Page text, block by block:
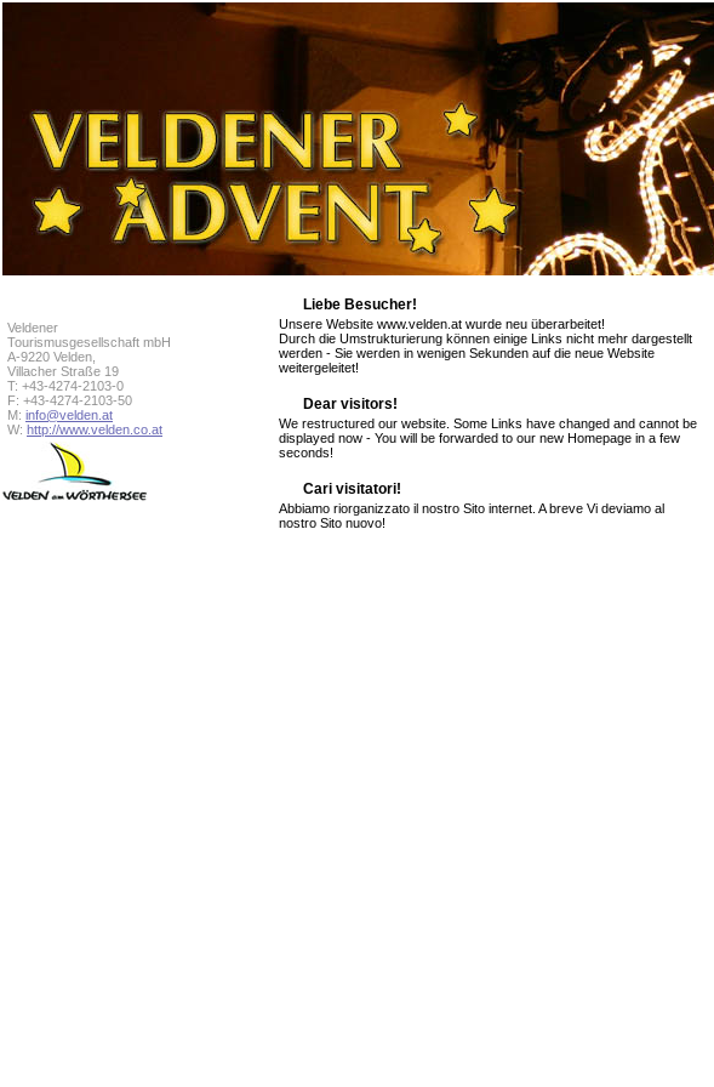
Veldener
Tourismusgesellschaft mbH
A-9220 Velden,
Villacher Straße 19
T: +43-4274-2103-0
F: +43-4274-2103-50
M: info@velden.at
W: http://www.velden.co.at
Liebe Besucher!
Unsere Website www.velden.at wurde neu überarbeitet!
Durch die Umstrukturierung können einige Links nicht mehr dargestellt
werden - Sie werden in wenigen Sekunden auf die neue Website
weitergeleitet!
Dear visitors!
We restructured our website. Some Links have changed and cannot be
displayed now - You will be forwarded to our new Homepage in a few
seconds!
Cari visitatori!
Abbiamo riorganizzato il nostro Sito internet. A breve Vi deviamo al
nostro Sito nuovo!